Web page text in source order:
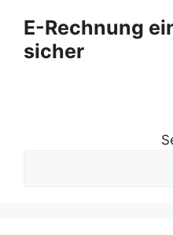
Inhalt
springen
E-Rechnung
sicher